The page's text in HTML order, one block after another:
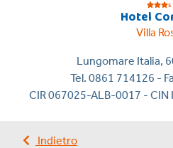
s
Hotel
Villa
Lungomare Italia,
Tel. 0861 714126 -
CIR 067025-ALB-0017 -
Indietro